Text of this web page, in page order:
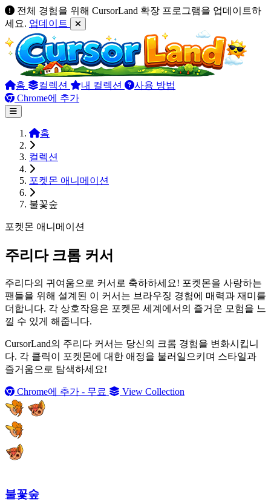
전체 경험을 위해 CursorLand 확장 프로그램을 업데이트하
세요. 업데이트
홈 컬렉션 내 컬렉션
사용 방법
Chrome에 추가
홈
컬렉션
포켓몬 애니메이션
불꽃숲
포켓몬 애니메이션
주리다 크롬 커서
주리다의 귀여움으로 커서로 축하하세요! 포켓몬을 사랑하는
팬들을 위해 설계된 이 커서는 브라우징 경험에 매력과 재미를
더합니다. 각 상호작용은 포켓몬 세계에서의 즐거운 모험을 느
낄 수 있게 해줍니다.
CursorLand의 주리다 커서는 당신의 크롬 경험을 변화시킵니
다. 각 클릭이 포켓몬에 대한 애정을 불러일으키며 스타일과
즐거움으로 탐색하세요!
Chrome에 추가 - 무료 View Collection
불꽃숲